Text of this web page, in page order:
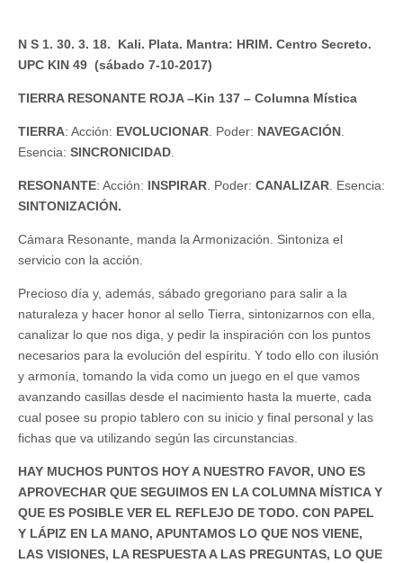
N S 1. 30. 3. 18. Kali. Plata. Mantra: HRIM. Centro Secreto.
UPC KIN 49 (sábado 7-10-2017)
TIERRA RESONANTE ROJA –Kin 137 – Columna Mística
TIERRA: Acción: EVOLUCIONAR. Poder: NAVEGACIÓN.
Esencia: SINCRONICIDAD.
RESONANTE: Acción: INSPIRAR. Poder: CANALIZAR. Esencia:
SINTONIZACIÓN.
Cámara Resonante, manda la Armonización. Sintoniza el
servicio con la acción.
Precioso día y, además, sábado gregoriano para salir a la
naturaleza y hacer honor al sello Tierra, sintonizarnos con ella,
canalizar lo que nos diga, y pedir la inspiración con los puntos
necesarios para la evolución del espíritu. Y todo ello con ilusión
y armonía, tomando la vida como un juego en el que vamos
avanzando casillas desde el nacimiento hasta la muerte, cada
cual posee su propio tablero con su inicio y final personal y las
fichas que va utilizando según las circunstancias.
HAY MUCHOS PUNTOS HOY A NUESTRO FAVOR, UNO ES
APROVECHAR QUE SEGUIMOS EN LA COLUMNA MÍSTICA Y
QUE ES POSIBLE VER EL REFLEJO DE TODO. CON PAPEL
Y LÁPIZ EN LA MANO, APUNTAMOS LO QUE NOS VIENE,
LAS VISIONES, LA RESPUESTA A LAS PREGUNTAS, LO QUE